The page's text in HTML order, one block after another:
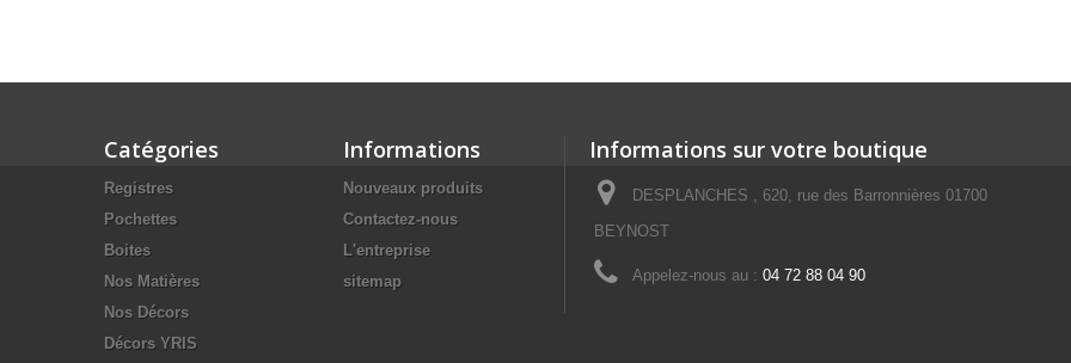
Catégories
Registres
Pochettes
Boites
Nos Matières
Nos Décors
Décors YRIS
Informations
Nouveaux produits
Contactez-nous
L'entreprise
sitemap
Informations sur votre boutique
DESPLANCHES , 620, rue des Barronnières 01700
BEYNOST
Appelez-nous au : 04 72 88 04 90